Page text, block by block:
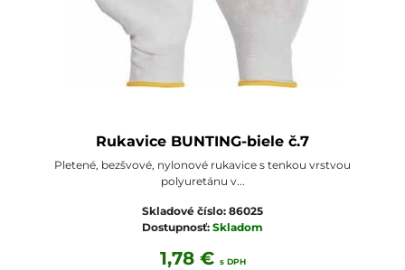
Rukavice BUNTING-biele č.7
Pletené, bezšvové, nylonové rukavice s tenkou vrstvou
polyuretánu v...
Skladové číslo: 86025
Dostupnosť: Skladom
1,78 € s DPH